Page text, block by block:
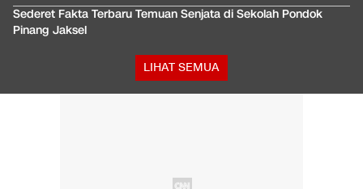
Sederet Fakta Terbaru Temuan Senjata di Sekolah Pondok
Pinang Jaksel
LIHAT SEMUA